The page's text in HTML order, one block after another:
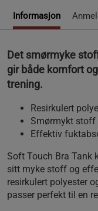
Informasjon
Det smørmyke
gir både komfort
trening.
Resirkulert
Smørmykt stoff
Effektiv
Soft Touch Bra Tank
sitt myke stoff og
resirkulert polyester
passer perfekt til en